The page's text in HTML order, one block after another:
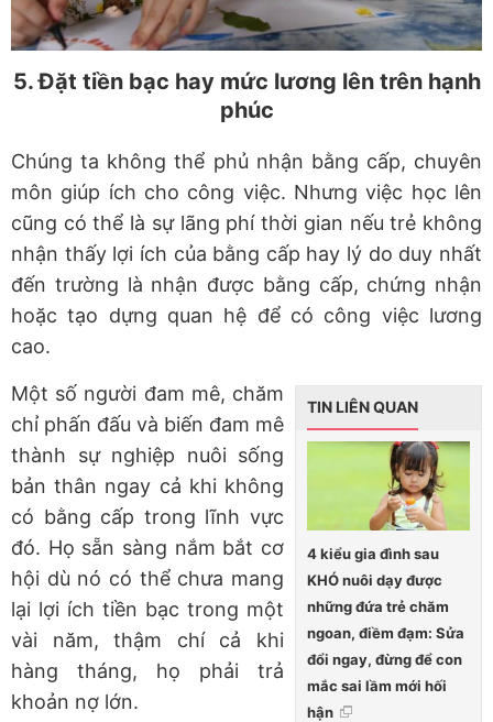
5. Đặt tiền bạc hay mức lương lên trên hạnh
phúc
Chúng ta không thể phủ nhận bằng cấp, chuyên
môn giúp ích cho công việc. Nhưng việc học lên
cũng có thể là sự lãng phí thời gian nếu trẻ không
nhận thấy lợi ích của bằng cấp hay lý do duy nhất
đến trường là nhận được bằng cấp, chứng nhận
hoặc tạo dựng quan hệ để có công việc lương
cao.
TIN LIÊN QUAN
4 kiểu gia đình sau
KHÓ nuôi dạy được
những đứa trẻ chăm
ngoan, điềm đạm: Sửa
đổi ngay, đừng để con
mắc sai lầm mới hối
hận
Một số người đam mê, chăm
chỉ phấn đấu và biến đam mê
thành sự nghiệp nuôi sống
bản thân ngay cả khi không
có bằng cấp trong lĩnh vực
đó. Họ sẵn sàng nắm bắt cơ
hội dù nó có thể chưa mang
lại lợi ích tiền bạc trong một
vài năm, thậm chí cả khi
hàng tháng, họ phải trả
khoản nợ lớn.